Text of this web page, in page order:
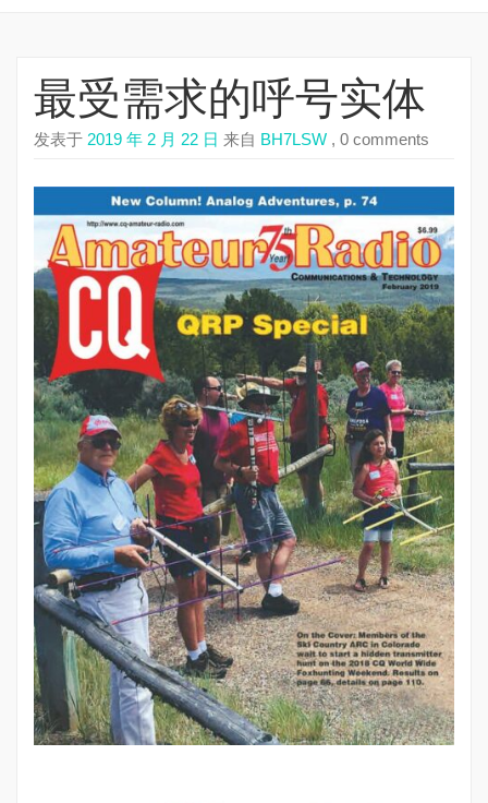
最受需求的呼号实体
发表于 2019 年 2 月 22 日 来自 BH7LSW , 0 comments